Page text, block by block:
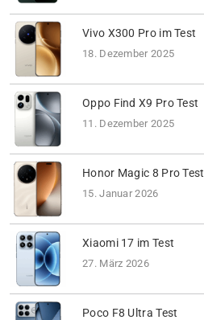
Vivo X300 Pro im Test
18. Dezember 2025
Oppo Find X9 Pro Test
11. Dezember 2025
Honor Magic 8 Pro Test
15. Januar 2026
Xiaomi 17 im Test
27. März 2026
Poco F8 Ultra Test